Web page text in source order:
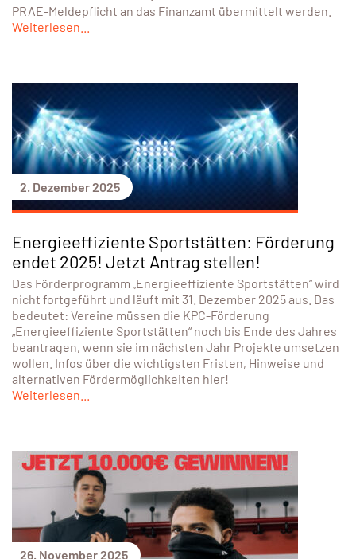
PRAE-Meldepflicht an das Finanzamt übermittelt werden.
Weiterlesen...
2. Dezember 2025
Energieeffiziente Sportstätten: Förderung
endet 2025! Jetzt Antrag stellen!
Das Förderprogramm „Energieeffiziente Sportstätten“ wird
nicht fortgeführt und läuft mit 31. Dezember 2025 aus. Das
bedeutet: Vereine müssen die KPC-Förderung
„Energieeffiziente Sportstätten“ noch bis Ende des Jahres
beantragen, wenn sie im nächsten Jahr Projekte umsetzen
wollen. Infos über die wichtigsten Fristen, Hinweise und
alternativen Fördermöglichkeiten hier!
Weiterlesen...
26. November 2025